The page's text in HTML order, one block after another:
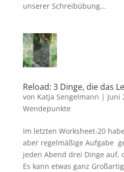
unserer Schreibübung...
Reload: 3 Dinge, die das
von Katja Sengelmann | Juni
Wendepunkte
Im letzten Worksheet-20
aber regelmäßige Aufgabe
jeden Abend drei Dinge auf,
Es kann etwas ganz